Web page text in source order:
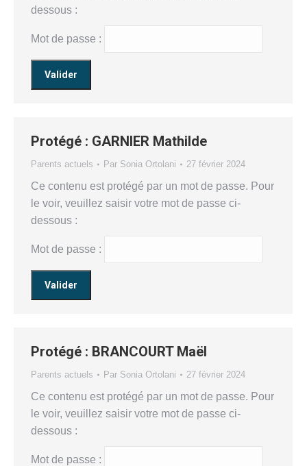
dessous :
Mot de passe :
Protégé : GARNIER Mathilde
Parents actuels Par Sonia Ortolani 27 février 2024
Ce contenu est protégé par un mot de passe. Pour
le voir, veuillez saisir votre mot de passe ci-
dessous :
Mot de passe :
Protégé : BRANCOURT Maël
Parents actuels Par Sonia Ortolani 27 février 2024
Ce contenu est protégé par un mot de passe. Pour
le voir, veuillez saisir votre mot de passe ci-
dessous :
Mot de passe :